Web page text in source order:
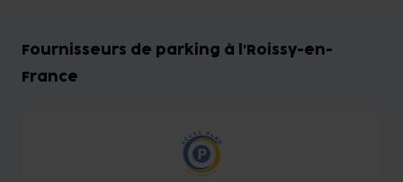
Fournisseurs de parking à l'Roissy-en-
France